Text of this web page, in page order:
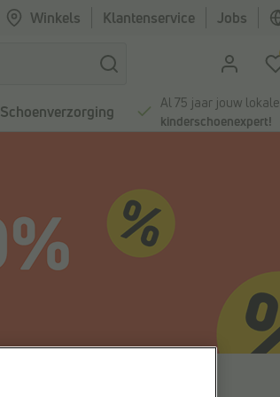
Winkels Klantenservice Jobs
Schoenverzorging
Al 75 jaar jouw lokale
kinderschoenexpert!